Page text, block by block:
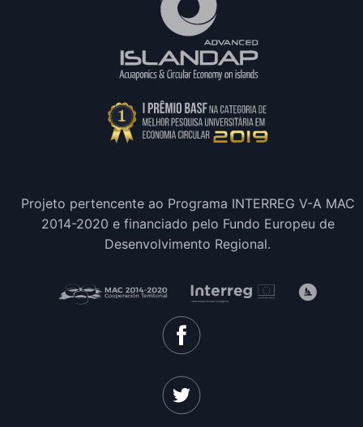
Projeto pertencente ao Programa INTERREG V-A MAC
2014-2020 e financiado pelo Fundo Europeu de
Desenvolvimento Regional.